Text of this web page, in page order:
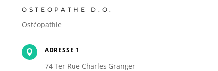
OSTEOPATHE D.O.
Ostéopathie
 ADRESSE 1
74 Ter Rue Charles Granger